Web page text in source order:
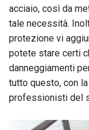
acciaio, così da
tale necessità.
protezione vi
potete stare certi
danneggiamenti
tutto questo, con
professionisti del